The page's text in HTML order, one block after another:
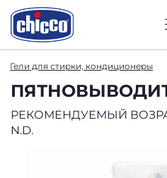
Гели для стирки, кондиционеры
РЕКОМЕНДУЕМЫЙ
N.D.